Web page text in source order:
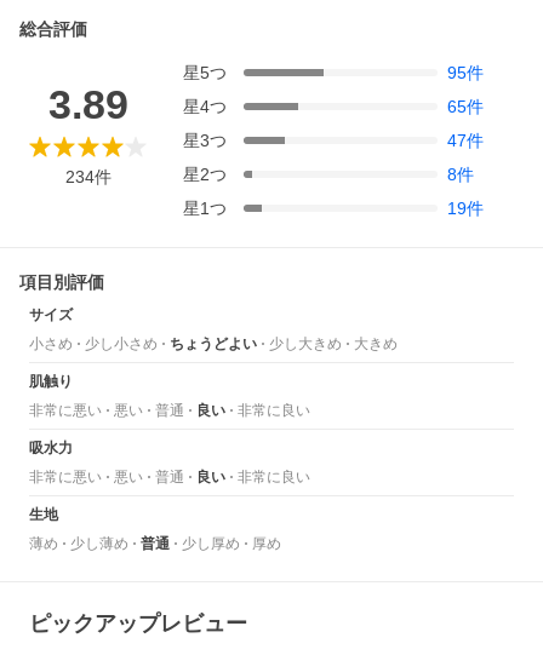
総合評価
3.89
234件
星5つ 95件
星4つ 65件
星3つ 47件
星2つ 8件
星1つ 19件
項目別評価
サイズ
小さめ
少し小さめ ちょうどよい 少し大きめ 大きめ
肌触り
非常に悪い
悪い 普通 良い 非常に良い
吸水力
非常に悪い
悪い 普通 良い 非常に良い
生地
薄め
少し薄め 普通 少し厚め 厚め
ピックアップレビュー